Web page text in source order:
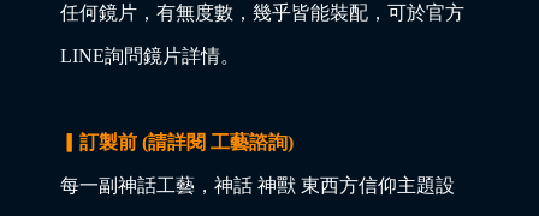
任何鏡片，有無度數，幾乎皆能裝配，可於官方
LINE詢問鏡片詳情。
▎訂製前 (請詳閱 工藝諮詢)
每一副神話工藝，神話 神獸 東西方信仰主題設